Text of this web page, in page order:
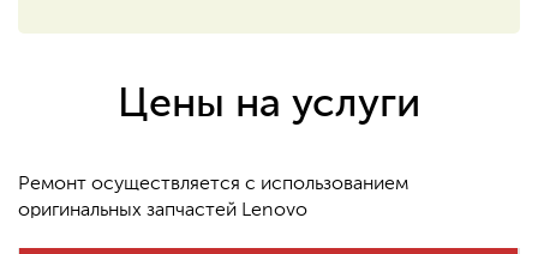
Цены на услуги
Ремонт осуществляется с использованием
оригинальных запчастей Lenovo